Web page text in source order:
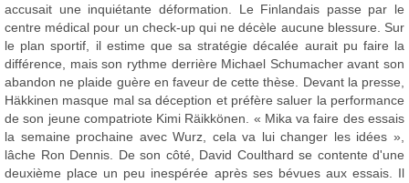
accusait une inquiétante déformation. Le Finlandais passe par le
centre médical pour un check-up qui ne décèle aucune blessure. Sur
le plan sportif, il estime que sa stratégie décalée aurait pu faire la
différence, mais son rythme derrière Michael Schumacher avant son
abandon ne plaide guère en faveur de cette thèse. Devant la presse,
Häkkinen masque mal sa déception et préfère saluer la performance
de son jeune compatriote Kimi Räikkönen. « Mika va faire des essais
la semaine prochaine avec Wurz, cela va lui changer les idées »,
lâche Ron Dennis. De son côté, David Coulthard se contente d'une
deuxième place un peu inespérée après ses bévues aux essais. Il